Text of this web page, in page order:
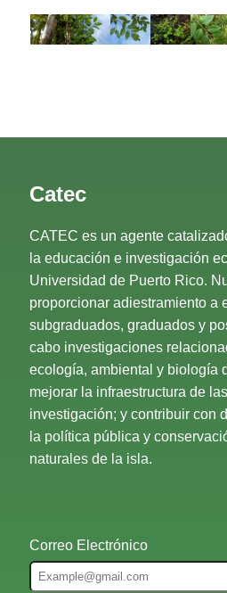
Catec
CATEC es un agente
la educación e investigación
Universidad de Puerto Rico.
proporcionar adiestramiento a
subgraduados, graduados y
cabo investigaciones
ecología, ambiental y biología
mejorar la infraestructura de
investigación; y contribuir con
la política pública y
naturales de la isla.
Correo Electrónico